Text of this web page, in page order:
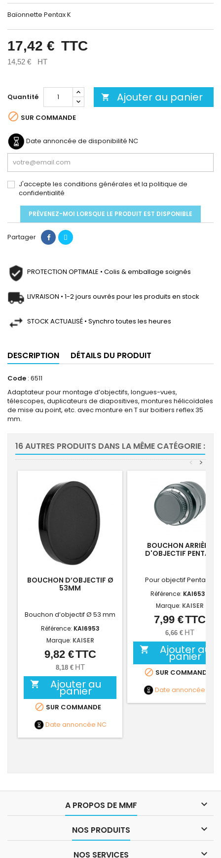
Baïonnette Pentax K
17,42 € TTC
14,52 € HT
Quantité  Ajouter au panier
 SUR COMMANDE
Date annoncée de disponibilité NC
J'accepte les conditions générales et la politique de
confidentialité
PRÉVENEZ-MOI LORSQUE LE PRODUIT EST DISPONIBLE
Partager
PROTECTION OPTIMALE • Colis & emballage soignés
LIVRAISON • 1-2 jours ouvrés pour les produits en stock
STOCK ACTUALISÉ • Synchro toutes les heures
DESCRIPTION DÉTAILS DU PRODUIT
Code : 6511
Adaptateur pour montage d’objectifs, longues-vues,
télescopes, duplicateurs de diapositives, montures hélicoïdales
de mise au point, etc. avec monture en T sur boitiers reflex 35
mm.
16 AUTRES PRODUITS DANS LA MÊME CATÉGORIE :
>
<
BOUCHON D’OBJECTIF Ø
53MM
Bouchon d’objectif Ø 53 mm
Référence: KAI6953
Marque: KAISER
Prix
9,82 €TTC
8,18 € HT
 Ajouter au
panier
 SUR COMMANDE
Date annoncée NC
BOUCHON ARRIÈRE
D'OBJECTIF PENTAX
Pour objectif Pentax K
Référence: KAI6537
Marque: KAISER
Prix
7,99 €TTC
6,66 € HT
 Ajouter au
panier
 SUR COMMANDE
Date annoncée
A PROPOS DE MMF 
NOS PRODUITS 
NOS SERVICES 